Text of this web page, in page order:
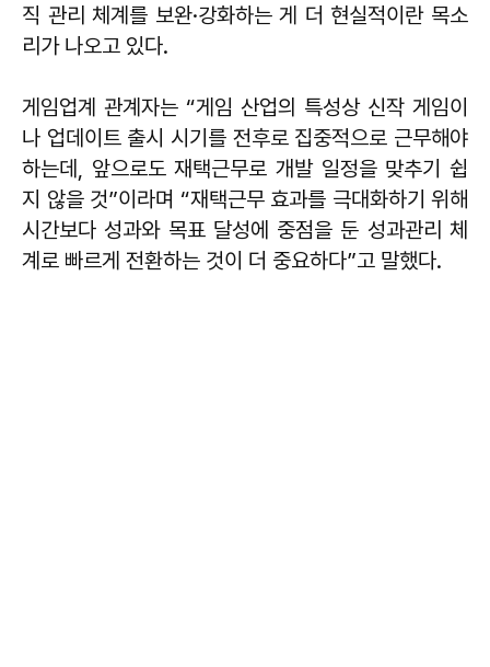
직 관리 체계를 보완·강화하는 게 더 현실적이란 목소
리가 나오고 있다.
게임업계 관계자는 “게임 산업의 특성상 신작 게임이
나 업데이트 출시 시기를 전후로 집중적으로 근무해야
하는데, 앞으로도 재택근무로 개발 일정을 맞추기 쉽
지 않을 것”이라며 “재택근무 효과를 극대화하기 위해
시간보다 성과와 목표 달성에 중점을 둔 성과관리 체
계로 빠르게 전환하는 것이 더 중요하다”고 말했다.